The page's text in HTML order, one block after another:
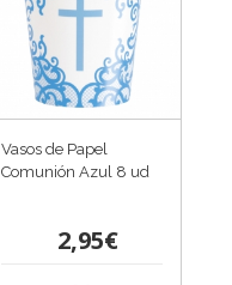
Vasos de Papel
Comunión Azul 8 ud
2,95€